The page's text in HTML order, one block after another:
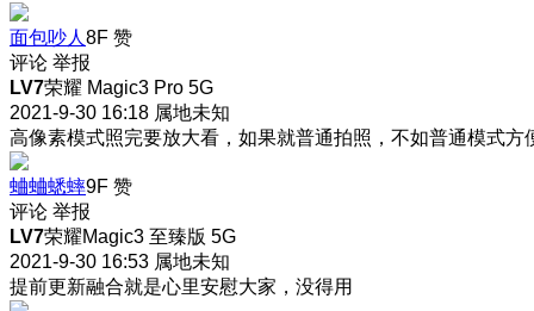
面包吵人 8F 赞
评论 举报
LV7荣耀 Magic3 Pro 5G
2021-9-30 16:18 属地未知
高像素模式照完要放大看，如果就普通拍照，不如普通模式方
蛐蛐蟋蟀9F 赞
评论 举报
LV7荣耀Magic3 至臻版 5G
2021-9-30 16:53 属地未知
提前更新融合就是心里安慰大家，没得用